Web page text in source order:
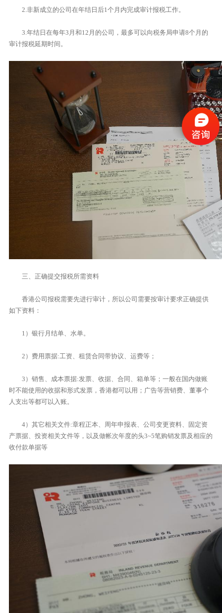
2.非新成立的公司在年结日后1个月内完成审计报税工作。
3.年结日在每年3月和12月的公司，最多可以向税务局申请8个月的
审计报税延期时间。
三、正确提交报税所需资料
香港公司报税需要先进行审计，所以公司需要按审计要求正确提供
如下资料：
1）银行月结单、水单。
2）费用票据:工资、租赁合同带协议、运费等；
3）销售、成本票据:发票、收据、合同、箱单等；一般在国内做账
时不能使用的收据和形式发票，香港都可以用；广告等营销费、董事个
人支出等都可以入账。
4）其它相关文件:章程正本、周年申报表、公司变更资料、固定资
产票据、投资相关文件等，以及做帐次年度的头3~5笔购销发票及相应的
收付款单据等